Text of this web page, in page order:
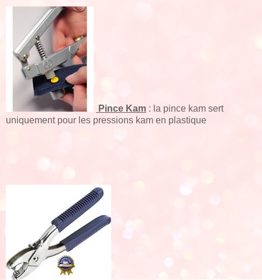
Pince Kam : la pince kam sert
uniquement pour les pressions kam en plastique